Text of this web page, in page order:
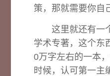
策，那就需要你自
这里就还有一
学术专著，这个东
0万字左右的一本
时候，认可第一主